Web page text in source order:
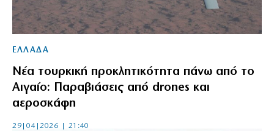
ΕΛΛΑΔΑ
Νέα τουρκική προκλητικότητα πάνω από το
Αιγαίο: Παραβιάσεις από drones και
αεροσκάφη
29|04|2026 | 21:40